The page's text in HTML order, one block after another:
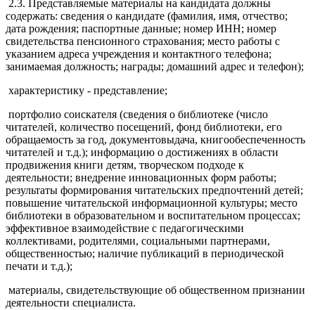
2.3. Представляемые материалы на кандидата должны
содержать: сведения о кандидате (фамилия, имя, отчество;
дата рождения; паспортные данные; номер ИНН; номер
свидетельства пенсионного страхования; место работы с
указанием адреса учреждения и контактного телефона;
занимаемая должность; награды; домашний адрес и телефон);
характеристику - представление;
портфолио соискателя (сведения о библиотеке (число
читателей, количество посещений, фонд библиотеки, его
обращаемость за год, документовыдача, книгообеспеченность
читателей и т.д.); информацию о достижениях в области
продвижения книги детям, творческом подходе к
деятельности; внедрение инновационных форм работы;
результаты формирования читательских предпочтений детей;
повышение читательской информационной культуры; место
библиотеки в образовательном и воспитательном процессах;
эффективное взаимодействие с педагогическими
коллективами, родителями, социальными партнерами,
общественностью; наличие публикаций в периодической
печати и т.д.);
материалы, свидетельствующие об общественном признании
деятельности специалиста.